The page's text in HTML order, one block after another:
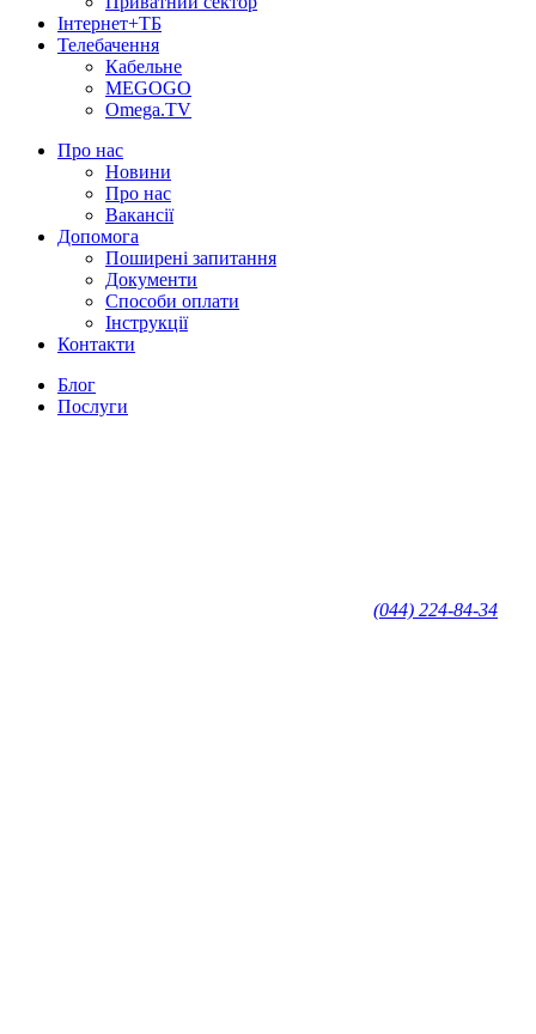
Інтернет+ТБ
Телебачення
Кабельне
MEGOGO
Omega.TV
Про нас
Новини
Про нас
Вакансії
Допомога
Поширені запитання
Документи
Способи оплати
Інструкції
Контакти
Блог
Послуги
(044) 224-84-34